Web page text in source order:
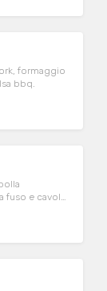
formaggio
bbq.
fuso e cavolo